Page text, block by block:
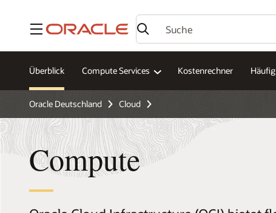
Menü
Überblick Compute Services Kostenrechner
Oracle Deutschland Cloud
Compute